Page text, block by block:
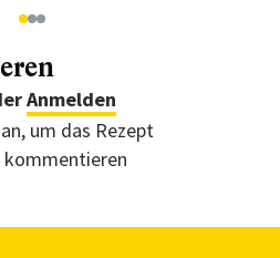
123
Anmelden
um das Rezept
kommentieren